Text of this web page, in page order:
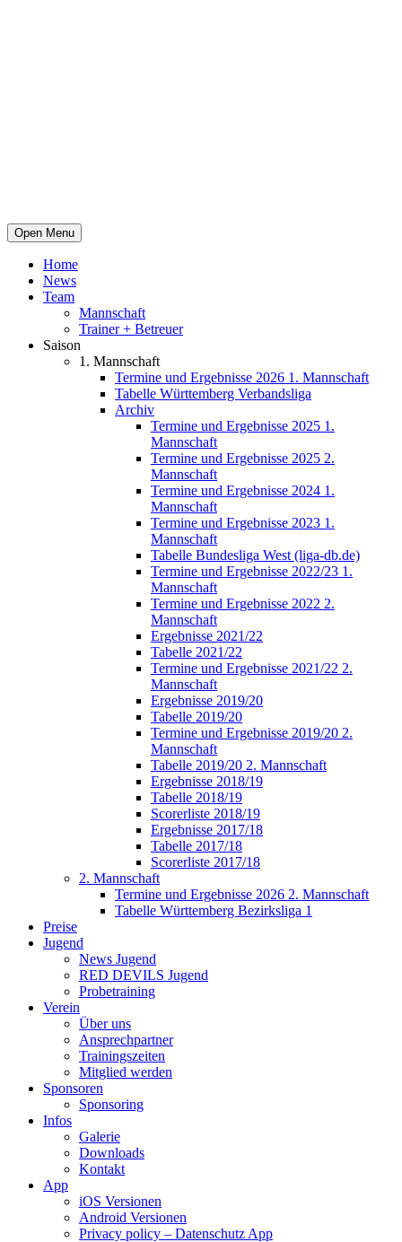
Open Menu
Home
News
Team
Mannschaft
Trainer + Betreuer
Saison
1. Mannschaft
Termine und Ergebnisse 2026 1. Mannschaft
Tabelle Württemberg Verbandsliga
Archiv
Termine und Ergebnisse 2025 1.
Mannschaft
Termine und Ergebnisse 2025 2.
Mannschaft
Termine und Ergebnisse 2024 1.
Mannschaft
Termine und Ergebnisse 2023 1.
Mannschaft
Tabelle Bundesliga West (liga-db.de)
Termine und Ergebnisse 2022/23 1.
Mannschaft
Termine und Ergebnisse 2022 2.
Mannschaft
Ergebnisse 2021/22
Tabelle 2021/22
Termine und Ergebnisse 2021/22 2.
Mannschaft
Ergebnisse 2019/20
Tabelle 2019/20
Termine und Ergebnisse 2019/20 2.
Mannschaft
Tabelle 2019/20 2. Mannschaft
Ergebnisse 2018/19
Tabelle 2018/19
Scorerliste 2018/19
Ergebnisse 2017/18
Tabelle 2017/18
Scorerliste 2017/18
2. Mannschaft
Termine und Ergebnisse 2026 2. Mannschaft
Tabelle Württemberg Bezirksliga 1
Preise
Jugend
News Jugend
RED DEVILS Jugend
Probetraining
Verein
Über uns
Ansprechpartner
Trainingszeiten
Mitglied werden
Sponsoren
Sponsoring
Infos
Galerie
Downloads
Kontakt
App
iOS Versionen
Android Versionen
Privacy policy – Datenschutz App